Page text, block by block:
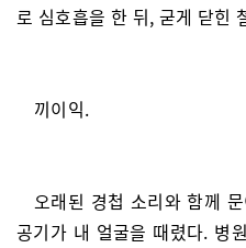
로 심호흡을 한 뒤, 굳게 닫힌
끼이익.
오래된 경첩 소리와 함께
공기가 내 얼굴을 때렸다. 병